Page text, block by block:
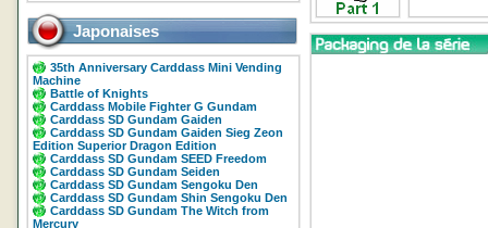
Japonaises
35th Anniversary Carddass Mini Vending
Machine
Battle of Knights
Carddass Mobile Fighter G Gundam
Carddass SD Gundam Gaiden
Carddass SD Gundam Gaiden Sieg Zeon
Edition Superior Dragon Edition
Carddass SD Gundam SEED Freedom
Carddass SD Gundam Seiden
Carddass SD Gundam Sengoku Den
Carddass SD Gundam Shin Sengoku Den
Carddass SD Gundam The Witch from
Mercury